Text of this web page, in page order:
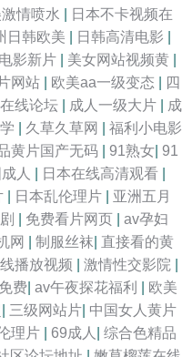
情喷水
日本不卡视频在
日韩欧美 日韩高清电影
影新片 美女网站视频黄
网站 欧美aa一级变态
四
线论坛 成人一级大片
成
久草久草网
福利小电影
黄片国产无码 91熟女 91
人 日本在线高清观看
日本乱伦理片
亚洲五月
免费看片网页
av孕妇
网 制服丝袜 直接看的黄
播放视频 激情性交影院
费 av午夜探花福利
欧美
三级网站片 中国女人黄片
理片 69成人
综合色精品